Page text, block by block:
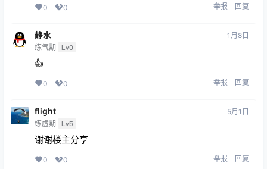
0 0 举报 回复
静水
练气期 Lv0
1月8日
👍
0 0 举报 回复
flight
练虚期 Lv5
5月1日
谢谢楼主分享
0 0 举报 回复